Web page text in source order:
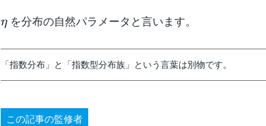
\eta
ηを分布の自然パラメータと言います。
「指数分布」と「指数型分布族」という言葉は別物です。
この記事の監修者